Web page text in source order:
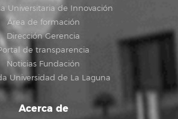
Universitaria de Innovación
Área de formación
Dirección Gerencia
de transparencia
Noticias Fundación
Universidad de La Laguna
Acerca de